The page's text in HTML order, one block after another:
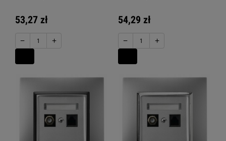
53,27 zł
− +
54,29 zł
− +